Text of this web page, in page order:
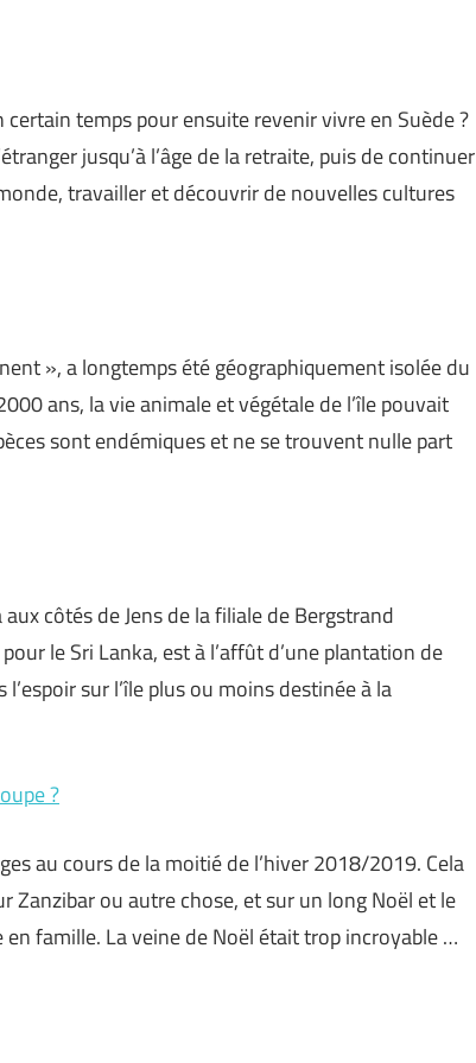
temps pour ensuite revenir vivre en Suède ?
jusqu’à l’âge de la retraite, puis de continuer
travailler et découvrir de nouvelles cultures
», a longtemps été géographiquement isolée du
ans, la vie animale et végétale de l’île pouvait
sont endémiques et ne se trouvent nulle part
côtés de Jens de la filiale de Bergstrand
le Sri Lanka, est à l’affût d’une plantation de
sur l’île plus ou moins destinée à la
?
au cours de la moitié de l’hiver 2018/2019. Cela
Zanzibar ou autre chose, et sur un long Noël et le
famille. La veine de Noël était trop incroyable …